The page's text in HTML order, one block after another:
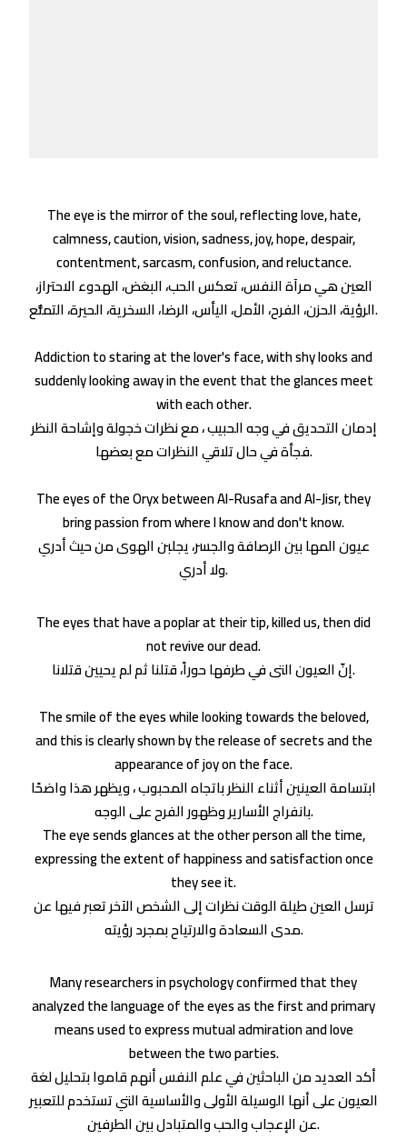
The eye is the mirror of the soul, reflecting love, hate,
calmness, caution, vision, sadness, joy, hope, despair,
contentment, sarcasm, confusion, and reluctance.
العين هي مرآة النفس، تعكس الحب، البغض، الهدوء الاحتراز،
الرؤية، الحزن، الفرح، الأمل، اليأس، الرضا، السخرية، الحيرة، التمنُّع.
Addiction to staring at the lover's face, with shy looks and
suddenly looking away in the event that the glances meet
with each other.
إدمان التحديق في وجه الحبيب ، مع نظرات خجولة وإشاحة النظر
فجأة في حال تلاقي النظرات مع بعضها.
The eyes of the Oryx between Al-Rusafa and Al-Jisr, they
bring passion from where I know and don't know.
عيون المها بين الرصافة والجسر، يجلبن الهوى من حيث أدري
ولا أدري.
The eyes that have a poplar at their tip, killed us, then did
not revive our dead.
إنّ العيون التى في طرفها حوراً، قتلنا ثم لم يحيين قتلانا.
The smile of the eyes while looking towards the beloved,
and this is clearly shown by the release of secrets and the
appearance of joy on the face.
ابتسامة العينين أثناء النظر باتجاه المحبوب ، ويظهر هذا واضحًا
بانفراج الأسارير وظهور الفرح على الوجه.
The eye sends glances at the other person all the time,
expressing the extent of happiness and satisfaction once
they see it.
ترسل العين طيلة الوقت نظرات إلى الشخص الآخر تعبر فيها عن
مدى السعادة والارتياح بمجرد رؤيته.
Many researchers in psychology confirmed that they
analyzed the language of the eyes as the first and primary
means used to express mutual admiration and love
between the two parties.
أكد العديد من الباحثين في علم النفس أنهم قاموا بتحليل لغة
العيون على أنها الوسيلة الأولى والأساسية التي تستخدم للتعبير
عن الإعجاب والحب والمتبادل بين الطرفين.